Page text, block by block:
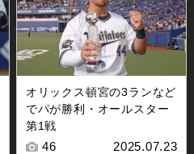
オリックス頓宮の3ランなど
でパが勝利・オールスター
第1戦
46
2025.07.23